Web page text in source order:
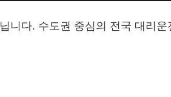
니다. 수도권 중심의 전국 대리운